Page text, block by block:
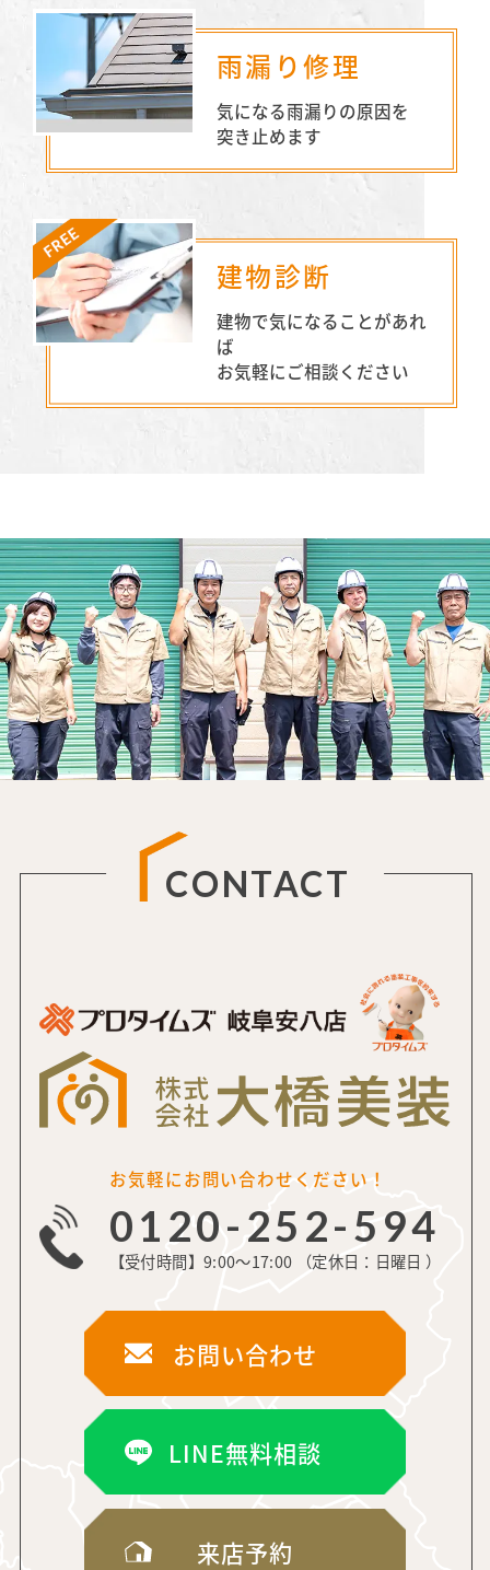
雨漏り修理
気になる雨漏りの原因を
突き止めます
建物診断
建物で気になることがあれ
ば
お気軽にご相談ください
CONTACT
お気軽にお問い合わせください！
0120-252-594
【受付時間】9:00～17:00 （定休日：日曜日 ）
お問い合わせ
LINE無料相談
来店予約